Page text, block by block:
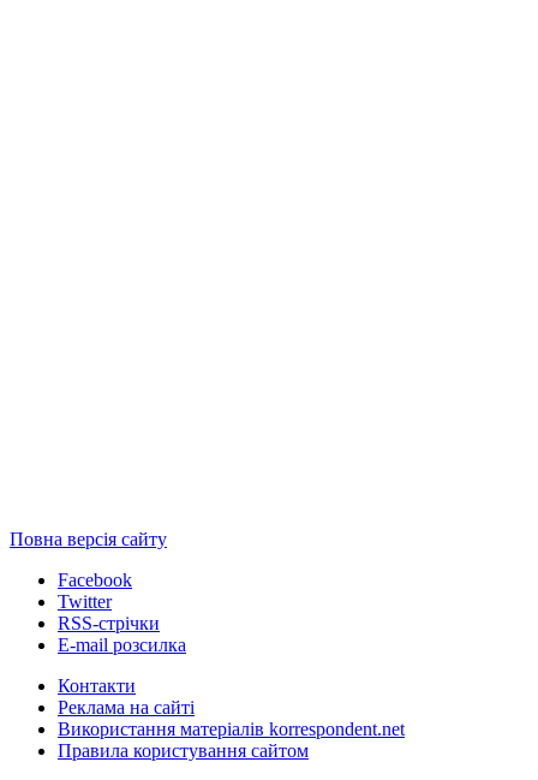
Повна версія сайту
Facebook
Twitter
RSS-стрічки
E-mail розсилка
Контакти
Реклама на сайті
Використання матеріалів korrespondent.net
Правила користування сайтом